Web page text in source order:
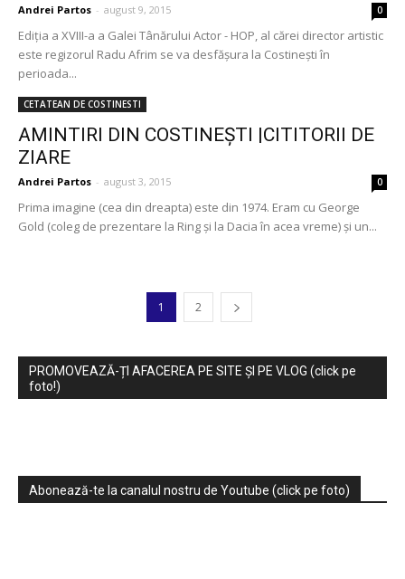
Andrei Partos - august 9, 2015 0
Ediţia a XVIII-a a Galei Tânărului Actor - HOP, al cărei director artistic
este regizorul Radu Afrim se va desfăşura la Costineşti în
perioada...
CETATEAN DE COSTINESTI
AMINTIRI DIN COSTINEŞTI |CITITORII DE
ZIARE
Andrei Partos - august 3, 2015 0
Prima imagine (cea din dreapta) este din 1974. Eram cu George
Gold (coleg de prezentare la Ring şi la Dacia în acea vreme) şi un...
1 2
PROMOVEAZĂ-ȚI AFACEREA PE SITE ȘI PE VLOG (click pe
foto!)
Abonează-te la canalul nostru de Youtube (click pe foto)